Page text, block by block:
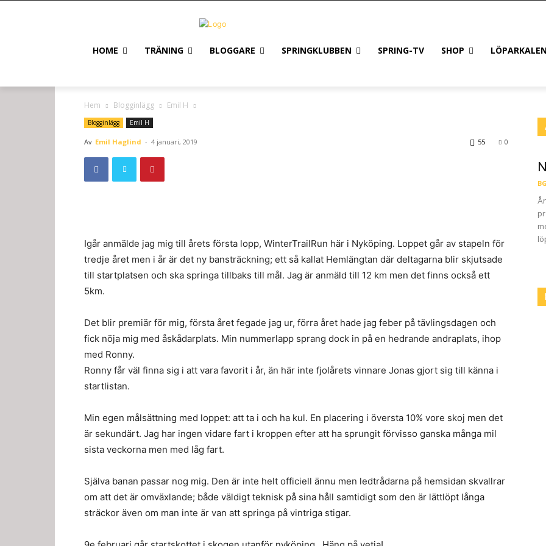
HOME TRÄNING BLOGGARE SPRINGKLUBBEN SPRING-TV SHOP
Hem Blogginlägg Emil H
Blogginlägg Emil H
Av Emil Haglind - 4 januari, 2019 0
55
Igår anmälde jag mig till årets första lopp, WinterTrailRun här i Nyköping. Loppet går av stapeln för
tredje året men i år är det ny bansträckning; ett så kallat Hemlängtan där deltagarna blir skjutsade
till startplatsen och ska springa tillbaks till mål. Jag är anmäld till 12 km men det finns också ett
5km.
Det blir premiär för mig, första året fegade jag ur, förra året hade jag feber på tävlingsdagen och
fick nöja mig med åskådarplats. Min nummerlapp sprang dock in på en hedrande andraplats, ihop
med Ronny.
Ronny får väl finna sig i att vara favorit i år, än här inte fjolårets vinnare Jonas gjort sig till känna i
startlistan.
Min egen målsättning med loppet: att ta i och ha kul. En placering i översta 10% vore skoj men det
är sekundärt. Jag har ingen vidare fart i kroppen efter att ha sprungit förvisso ganska många mil
sista veckorna men med låg fart.
Själva banan passar nog mig. Den är inte helt officiell ännu men ledtrådarna på hemsidan skvallrar
om att det är omväxlande; både väldigt teknisk på sina håll samtidigt som den är lättlöpt långa
sträckor även om man inte är van att springa på vintriga stigar.